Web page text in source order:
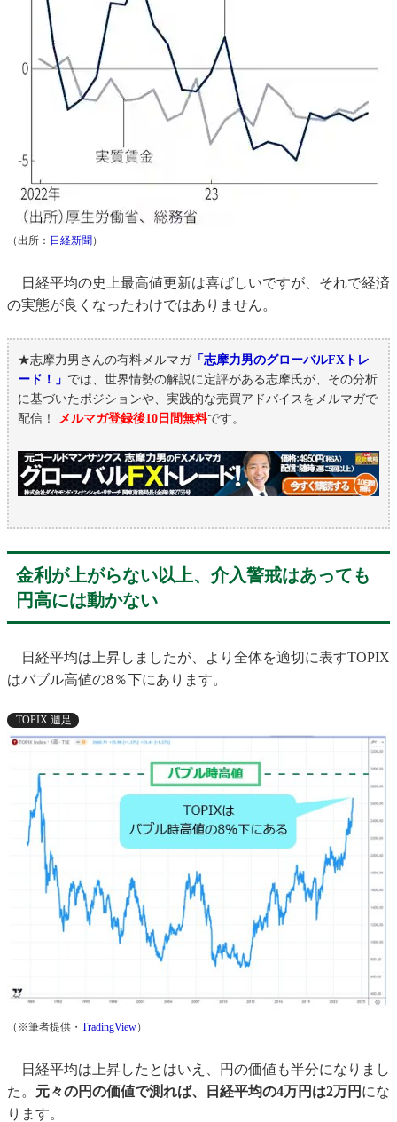
（出所： 日経新聞 ）
日経平均の史上最高値更新は喜ばしいですが、それで経済
の実態が良くなったわけではありません。
★志摩力男さんの有料メルマガ「志摩力男のグローバルFXトレ
ード！」 では、世界情勢の解説に定評がある志摩氏が、その分析
に基づいたポジションや、実践的な売買アドバイスをメルマガで
配信！
メルマガ登録後10日間無料です。
金利が上がらない以上、介入警戒はあっても
円高には動かない
日経平均は上昇しましたが、より全体を適切に表すTOPIX
はバブル高値の8％下にあります。
TOPIX 週足
（※筆者提供・ TradingView）
日経平均は上昇したとはいえ、円の価値も半分になりまし
た。 元々の円の価値で測れば、日経平均の4万円は2万円 にな
ります。